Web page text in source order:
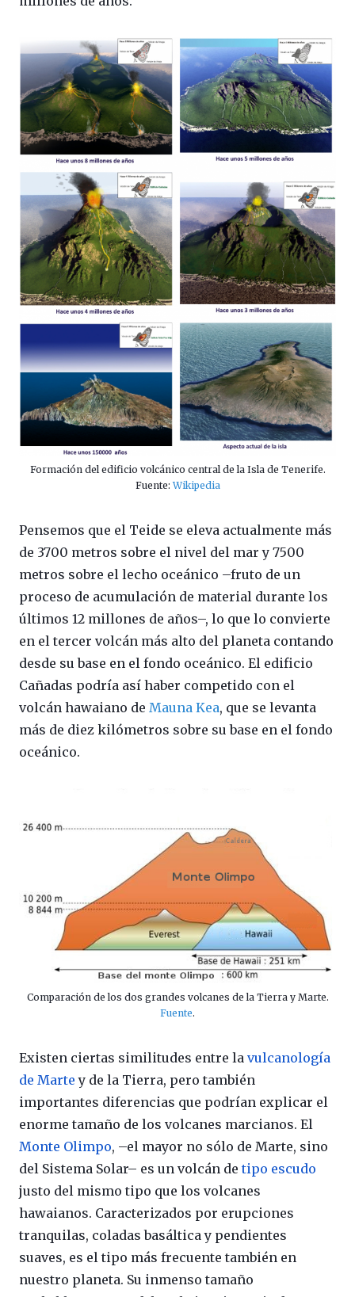
Formación del edificio volcánico central de la Isla de Tenerife.
Fuente:Wikipedia
Pensemos que el Teide se eleva actualmente más
de 3700 metros sobre el nivel del mar y 7500
metros sobre el lecho oceánico –fruto de un
proceso de acumulación de material durante los
últimos 12 millones de años–, lo que lo convierte
en el tercer volcán más alto del planeta contando
desde su base en el fondo oceánico. El edificio
Cañadas podría así haber competido con el
volcán hawaiano de Mauna Kea, que se levanta
más de diez kilómetros sobre su base en el fondo
oceánico.
Comparación de los dos grandes volcanes de la Tierra y Marte.
Fuente.
Existen ciertas similitudes entre la vulcanología
de Marte y de la Tierra, pero también
importantes diferencias que podrían explicar el
enorme tamaño de los volcanes marcianos. El
Monte Olimpo, –el mayor no sólo de Marte, sino
del Sistema Solar– es un volcán detipo escudo
justo del mismo tipo que los volcanes
hawaianos. Caracterizados por erupciones
tranquilas, coladas basáltica y pendientes
suaves, es el tipo más frecuente también en
nuestro planeta. Su inmenso tamaño